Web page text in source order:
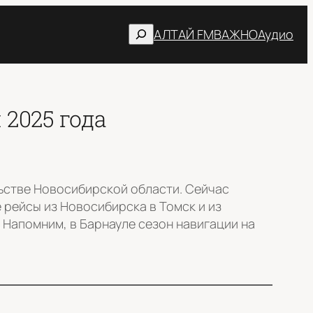
ПоискАЛТАЙ FMВАЖНОАудио
года
Новосибирской области. Сейчас
из Новосибирска в Томск и из
в Барнауле сезон навигации на